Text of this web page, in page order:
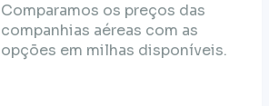
Comparamos os preços das
companhias aéreas com as
opções em milhas disponíveis.